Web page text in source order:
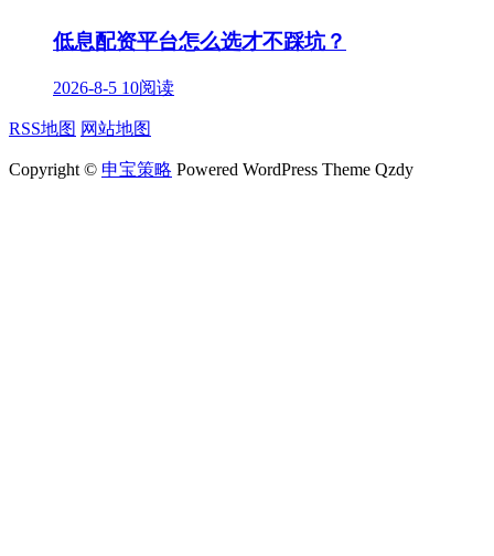
低息配资平台怎么选才不踩坑？
2026-8-5 10阅读
RSS地图 网站地图
Copyright © 申宝策略 Powered WordPress Theme Qzdy